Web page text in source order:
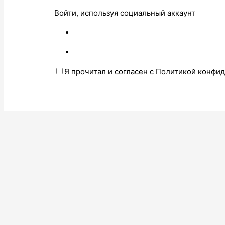
Войти, используя социальный аккаунт
Я прочитал и согласен с Политикой